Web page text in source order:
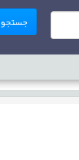
جستجو